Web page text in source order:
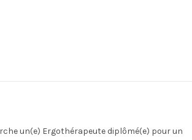
un(e) Ergothérapeute diplômé(e) pour un